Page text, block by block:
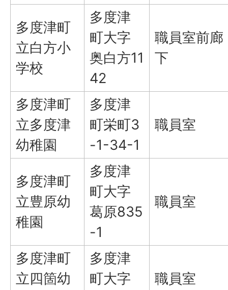
多度津町
立白方小
学校
多度津
町大字
奥白方11
42
職員室前廊
下
多度津町
立多度津
幼稚園
多度津
町栄町3
-1-34-1
職員室
多度津町
立豊原幼
稚園
多度津
町大字
葛原835
-1
職員室
多度津町
立四箇幼
多度津
町大字
職員室